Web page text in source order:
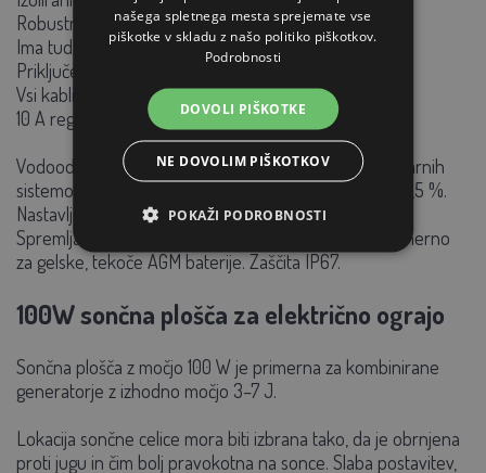
Robustno ohišje iz pocinkanega jekla
Ima tudi montažne luknje za vse običajne vrste virov
Priključek za ozemljitev notranje ograje
Vsi kabli v škatli
10 A regulator za 100 W sončno celico
Vodoodporen krmilnik, primeren za širok spekter solarnih
sistemov. Visoka učinkovitost pretvorbe naboja do 97,5 %.
Nastavljiv 5-stopenjski časovnik za moč obremenitve.
Spremljanje obratovalnega stanja in parametrov. Primerno
za gelske, tekoče AGM baterije. Zaščita IP67.
100W sončna plošča za električno ograjo
Sončna plošča z močjo 100 W je primerna za kombinirane
generatorje z izhodno močjo 3–7 J.
Lokacija sončne celice mora biti izbrana tako, da je obrnjena
proti jugu in čim bolj pravokotna na sonce. Slaba postavitev,
našega spletnega mesta sprejemate vse
piškotke v skladu z našo politiko piškotkov.
Podrobnosti
DOVOLI PIŠKOTKE
NE DOVOLIM PIŠKOTKOV
POKAŽI PODROBNOSTI